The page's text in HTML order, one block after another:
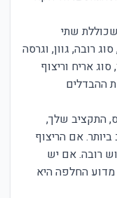
שתי
רובה, גוון, וגרסה
אריח וריצוף
ההבדלים
התקציב שלך,
אם הריצוף
רובה. אם יש
מדוע החלפה היא